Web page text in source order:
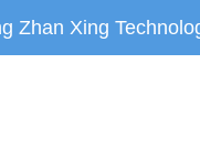
Zhan Xing